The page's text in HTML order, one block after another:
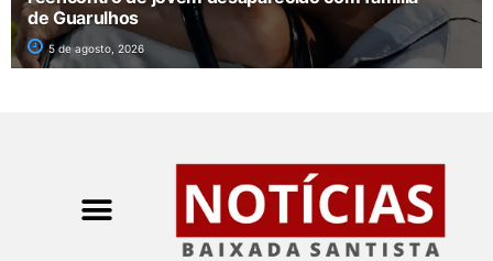
de Guarulhos
5 de agosto, 2026